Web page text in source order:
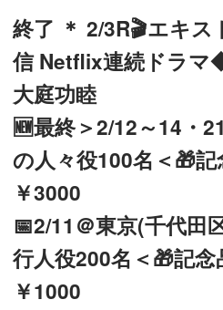
終了 ＊ 2/3R🎬エキ
信 Netflix連続ドラマ
大庭功睦
🆕最終＞2/12～14・
の人々役100名＜🎁
￥3000
📅2/11＠東京(千代田
行人役200名＜🎁記
￥1000